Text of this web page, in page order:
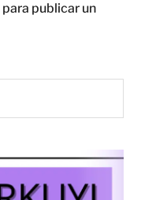
para publicar un